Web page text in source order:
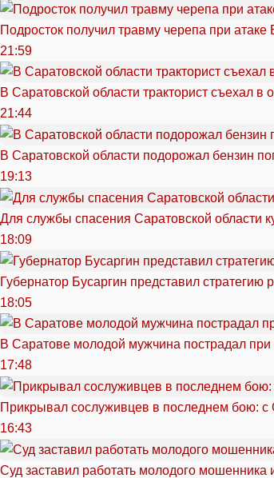
Подросток получил травму черепа при
21:59
В Саратовской области тракторист съехал в
21:44
В Саратовской области подорожал бензин
19:13
Для службы спасения Саратовской области
18:09
Губернатор Бусаргин представил стратегию
18:05
В Саратове молодой мужчина пострадал
17:48
Прикрывал сослуживцев в последнем бою: с
16:43
Суд заставил работать молодого мошенника